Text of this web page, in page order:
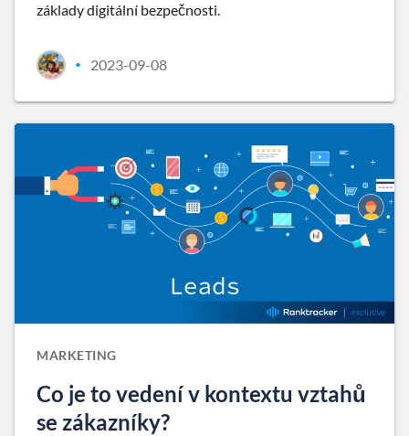
základy digitální bezpečnosti.
• 2023-09-08
MARKETING
Co je to vedení v kontextu vztahů
se zákazníky?